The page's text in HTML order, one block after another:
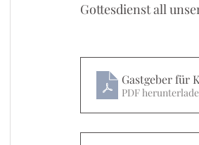
Gottesdienst all
Gastgeber für
PDF